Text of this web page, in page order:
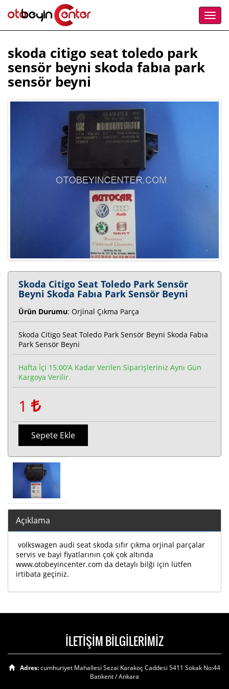
skoda citigo seat toledo park
sensör beyni skoda fabıa park
sensör beyni
Skoda Citigo Seat Toledo Park Sensör
Beyni Skoda Fabıa Park Sensör Beyni
Ürün Durumu: Orjinal Çıkma Parça
Skoda Citigo Seat Toledo Park Sensör Beyni Skoda Fabıa
Park Sensör Beyni
Hafta İçi 15:00'a Kadar Verilen Siparişleriniz Aynı Gün
Kargoya Verilir.
1
Sepete Ekle
Açıklama
volkswagen audi seat skoda sıfır çıkma orjinal parçalar
servis ve bayi fiyatlarının çok çok altında
www.otobeyincenter.com da detaylı bilği için lütfen
irtibata geçiniz.
İLETİŞİM BİLGİLERİMİZ
Adres:cumhuriyet Mahallesi Sezai Karakoç Caddesi 5411 Sokak No:44
Batıkent / Ankara